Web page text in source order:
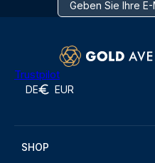
Trustpilot
DE EUR
SHOP